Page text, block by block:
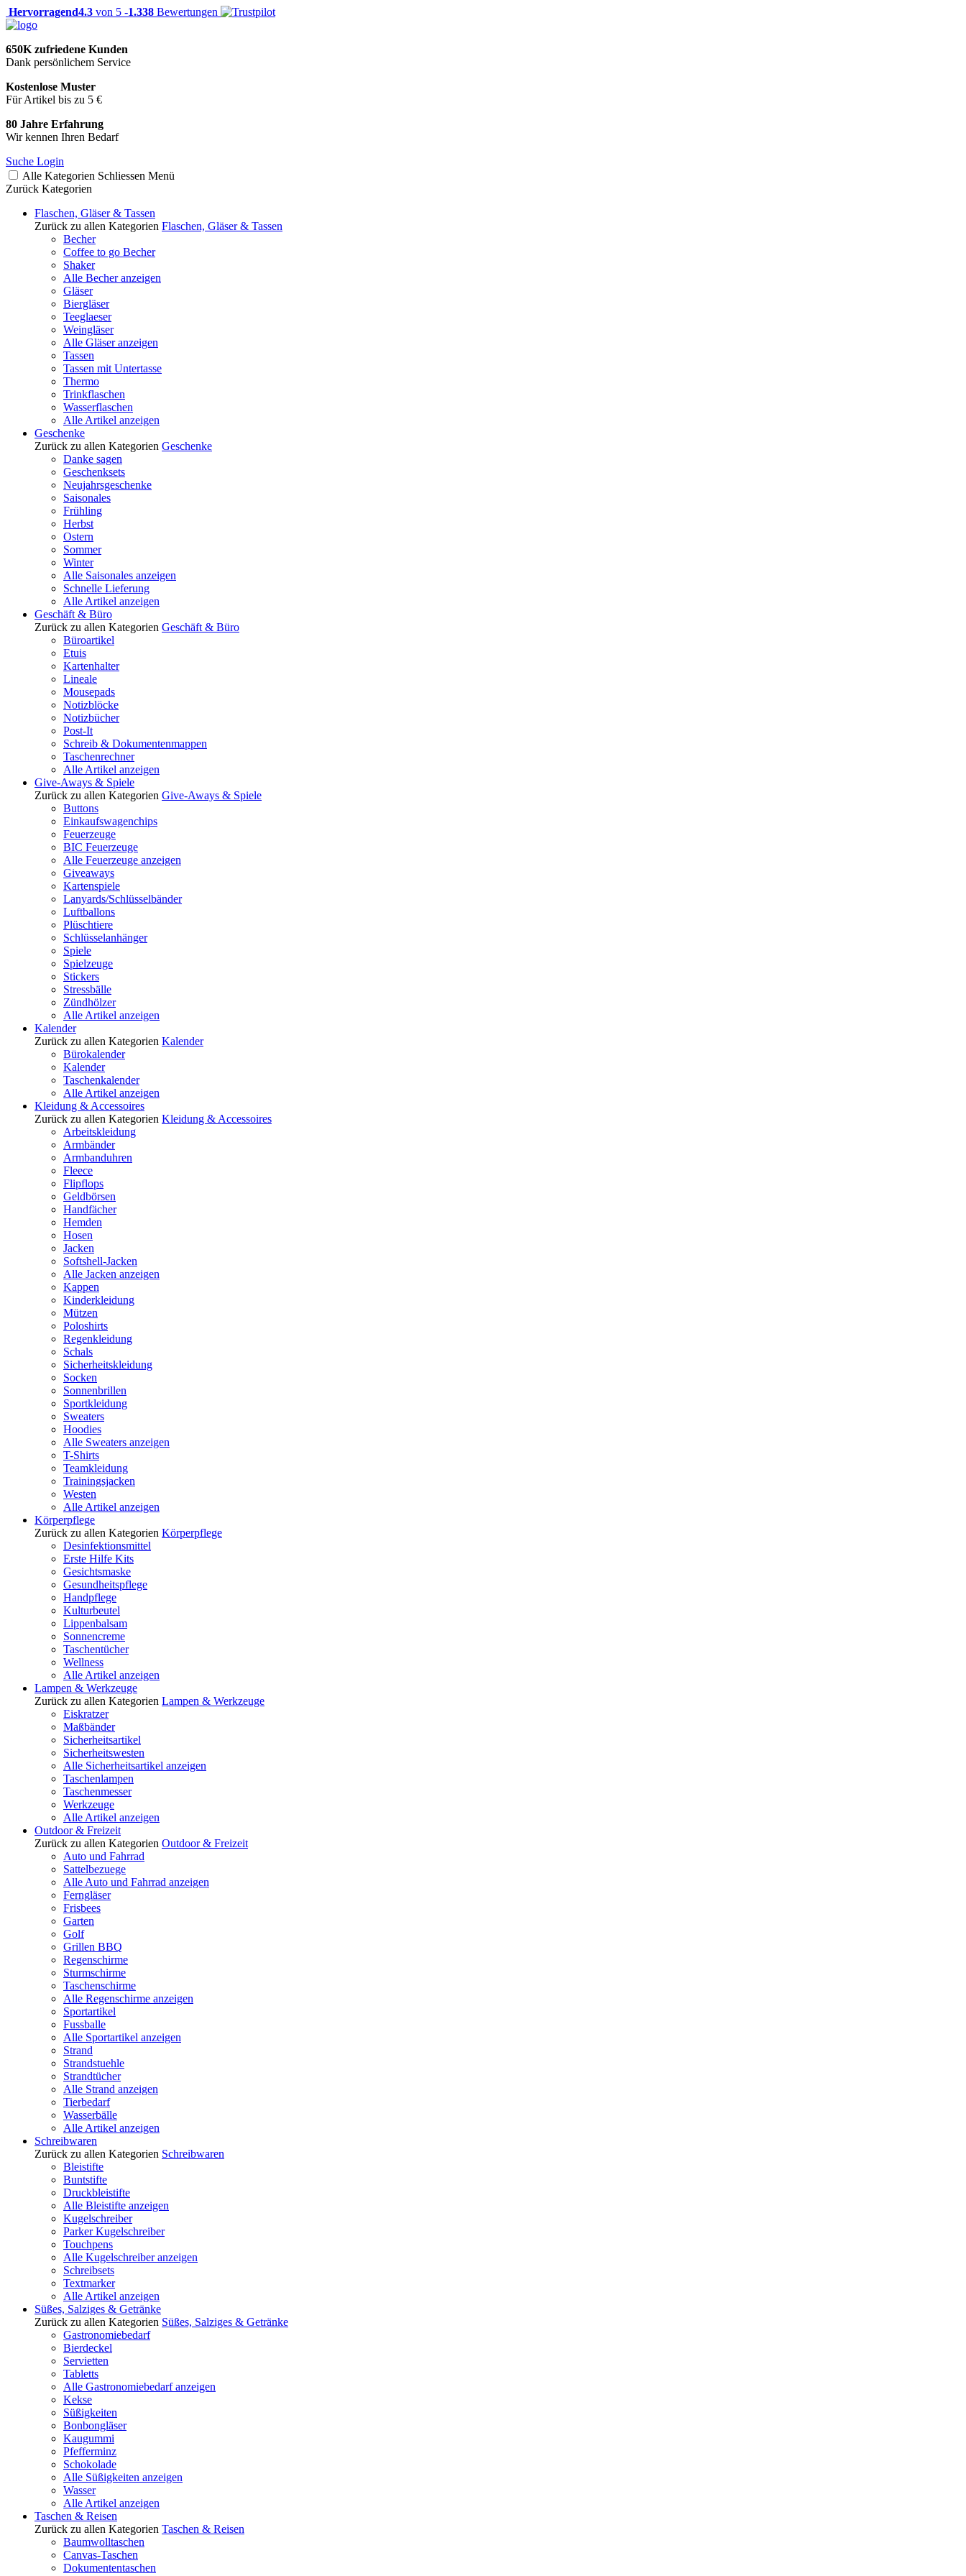
Hervorragend4.3 von 5 -1.338 Bewertungen
650K zufriedene Kunden
Dank persönlichem Service
Kostenlose Muster
Für Artikel bis zu 5 €
80 Jahre Erfahrung
Wir kennen Ihren Bedarf
Suche Login
Alle Kategorien Schliessen Menü
Zurück Kategorien
Flaschen, Gläser & Tassen
Zurück zu allen Kategorien Flaschen, Gläser & Tassen
Becher
Coffee to go Becher
Shaker
Alle Becher anzeigen
Gläser
Biergläser
Teeglaeser
Weingläser
Alle Gläser anzeigen
Tassen
Tassen mit Untertasse
Thermo
Trinkflaschen
Wasserflaschen
Alle Artikel anzeigen
Geschenke
Zurück zu allen Kategorien Geschenke
Danke sagen
Geschenksets
Neujahrsgeschenke
Saisonales
Frühling
Herbst
Ostern
Sommer
Winter
Alle Saisonales anzeigen
Schnelle Lieferung
Alle Artikel anzeigen
Geschäft & Büro
Zurück zu allen Kategorien Geschäft & Büro
Büroartikel
Etuis
Kartenhalter
Lineale
Mousepads
Notizblöcke
Notizbücher
Post-It
Schreib & Dokumentenmappen
Taschenrechner
Alle Artikel anzeigen
Give-Aways & Spiele
Zurück zu allen Kategorien Give-Aways & Spiele
Buttons
Einkaufswagenchips
Feuerzeuge
BIC Feuerzeuge
Alle Feuerzeuge anzeigen
Giveaways
Kartenspiele
Lanyards/Schlüsselbänder
Luftballons
Plüschtiere
Schlüsselanhänger
Spiele
Spielzeuge
Stickers
Stressbälle
Zündhölzer
Alle Artikel anzeigen
Kalender
Zurück zu allen Kategorien Kalender
Bürokalender
Kalender
Taschenkalender
Alle Artikel anzeigen
Kleidung & Accessoires
Zurück zu allen Kategorien Kleidung & Accessoires
Arbeitskleidung
Armbänder
Armbanduhren
Fleece
Flipflops
Geldbörsen
Handfächer
Hemden
Hosen
Jacken
Softshell-Jacken
Alle Jacken anzeigen
Kappen
Kinderkleidung
Mützen
Poloshirts
Regenkleidung
Schals
Sicherheitskleidung
Socken
Sonnenbrillen
Sportkleidung
Sweaters
Hoodies
Alle Sweaters anzeigen
T-Shirts
Teamkleidung
Trainingsjacken
Westen
Alle Artikel anzeigen
Körperpflege
Zurück zu allen Kategorien Körperpflege
Desinfektionsmittel
Erste Hilfe Kits
Gesichtsmaske
Gesundheitspflege
Handpflege
Kulturbeutel
Lippenbalsam
Sonnencreme
Taschentücher
Wellness
Alle Artikel anzeigen
Lampen & Werkzeuge
Zurück zu allen Kategorien Lampen & Werkzeuge
Eiskratzer
Maßbänder
Sicherheitsartikel
Sicherheitswesten
Alle Sicherheitsartikel anzeigen
Taschenlampen
Taschenmesser
Werkzeuge
Alle Artikel anzeigen
Outdoor & Freizeit
Zurück zu allen Kategorien Outdoor & Freizeit
Auto und Fahrrad
Sattelbezuege
Alle Auto und Fahrrad anzeigen
Ferngläser
Frisbees
Garten
Golf
Grillen BBQ
Regenschirme
Sturmschirme
Taschenschirme
Alle Regenschirme anzeigen
Sportartikel
Fussballe
Alle Sportartikel anzeigen
Strand
Strandstuehle
Strandtücher
Alle Strand anzeigen
Tierbedarf
Wasserbälle
Alle Artikel anzeigen
Schreibwaren
Zurück zu allen Kategorien Schreibwaren
Bleistifte
Buntstifte
Druckbleistifte
Alle Bleistifte anzeigen
Kugelschreiber
Parker Kugelschreiber
Touchpens
Alle Kugelschreiber anzeigen
Schreibsets
Textmarker
Alle Artikel anzeigen
Süßes, Salziges & Getränke
Zurück zu allen Kategorien Süßes, Salziges & Getränke
Gastronomiebedarf
Bierdeckel
Servietten
Tabletts
Alle Gastronomiebedarf anzeigen
Kekse
Süßigkeiten
Bonbongläser
Kaugummi
Pfefferminz
Schokolade
Alle Süßigkeiten anzeigen
Wasser
Alle Artikel anzeigen
Taschen & Reisen
Zurück zu allen Kategorien Taschen & Reisen
Baumwolltaschen
Canvas-Taschen
Dokumententaschen